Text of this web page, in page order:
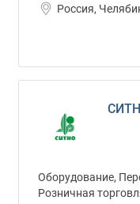
Россия,
Оборудование,
Розничная